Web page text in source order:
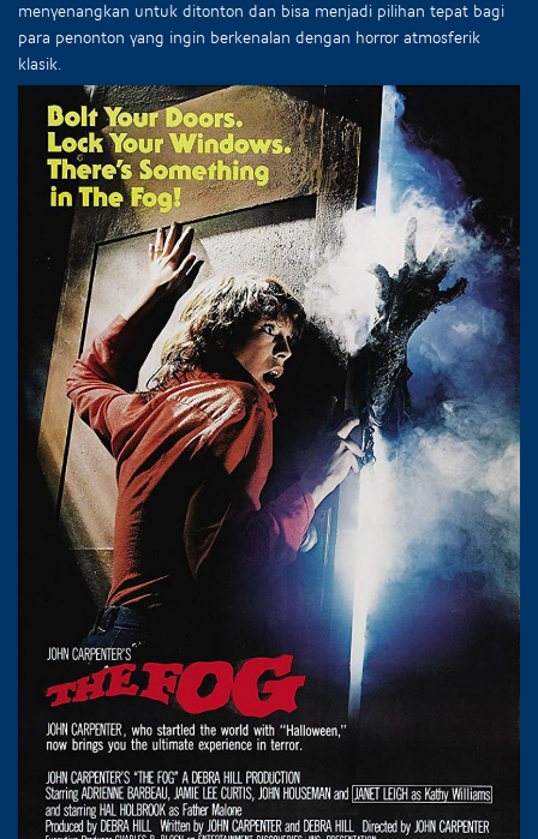
menyenangkan untuk ditonton dan bisa menjadi pilihan tepat bagi
para penonton yang ingin berkenalan dengan horror atmosferik
klasik.